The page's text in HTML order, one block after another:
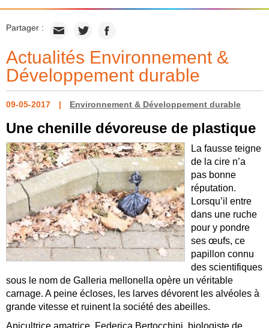
Partager :
Actualités Environnement &
Développement durable
09-05-2017 Environnement & Développement durable
Une chenille dévoreuse de plastique
La fausse teigne
de la cire n’a
pas bonne
réputation.
Lorsqu’il entre
dans une ruche
pour y pondre
ses œufs, ce
papillon connu
des scientifiques
sous le nom de Galleria mellonella opère un véritable
carnage. A peine écloses, les larves dévorent les alvéoles à
grande vitesse et ruinent la société des abeilles.
Apicultrice amatrice, Federica Bertocchini, biologiste de